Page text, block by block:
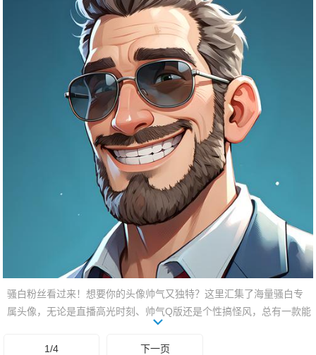
骚白粉丝看过来！想要你的头像帅气又独特？这里汇集了海量骚白专
属头像，无论是直播高光时刻、帅气Q版还是个性搞怪风，总有一款能
让你屏幕瞬间吸睛。速来更新你的个性名片，展现你的骚白态度！别
错过，一眼就与众不同！
1/4 下一页